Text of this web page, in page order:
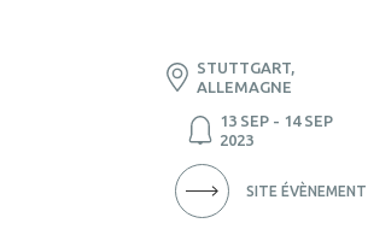
STUTTGART,
ALLEMAGNE
13 SEP - 14 SEP
2023
SITE ÉVÈNEMENT